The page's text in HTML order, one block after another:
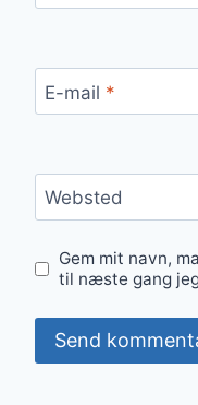
E-mail *
Websted
Gem mit navn,
til næste gang